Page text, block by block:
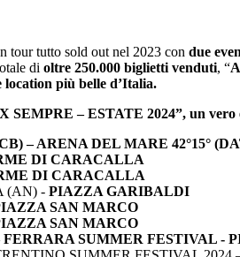
tour tutto sold out nel 2023 con due
di oltre 250.000 biglietti venduti, “
più belle d’Italia.
SEMPRE – ESTATE 2024”, un vero
–ARENA DEL MARE 42°15°
DI CARACALLA
DI CARACALLA
(AN) - PIAZZA GARIBALDI
SAN MARCO
SAN MARCO
FERRARA SUMMER FESTIVAL -